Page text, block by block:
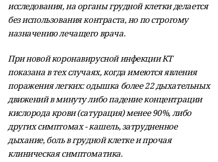
исследования, на органы грудной клетки делается
без использования контраста, но по строгому
назначению лечащего врача.
При новой коронавирусной инфекции КТ
показана в тех случаях, когда имеются явления
поражения легких: одышка более 22 дыхательных
движений в минуту либо падение концентрации
кислорода крови (сатурация) менее 90%, либо
других симптомах - кашель, затрудненное
дыхание, боль в грудной клетке и прочая
клиническая симптоматика.